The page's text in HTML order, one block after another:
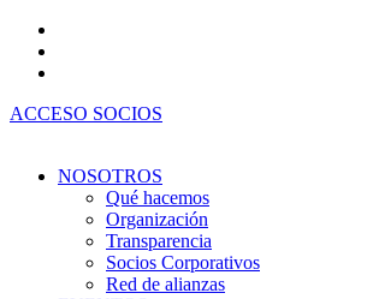
contenido
ACCESO SOCIOS
NOSOTROS
Qué hacemos
Organización
Transparencia
Socios Corporativos
Red de alianzas